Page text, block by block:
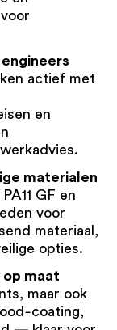
actief met
en
materialen
GF en
voor
materiaal,
opties.
op maat
maar ook